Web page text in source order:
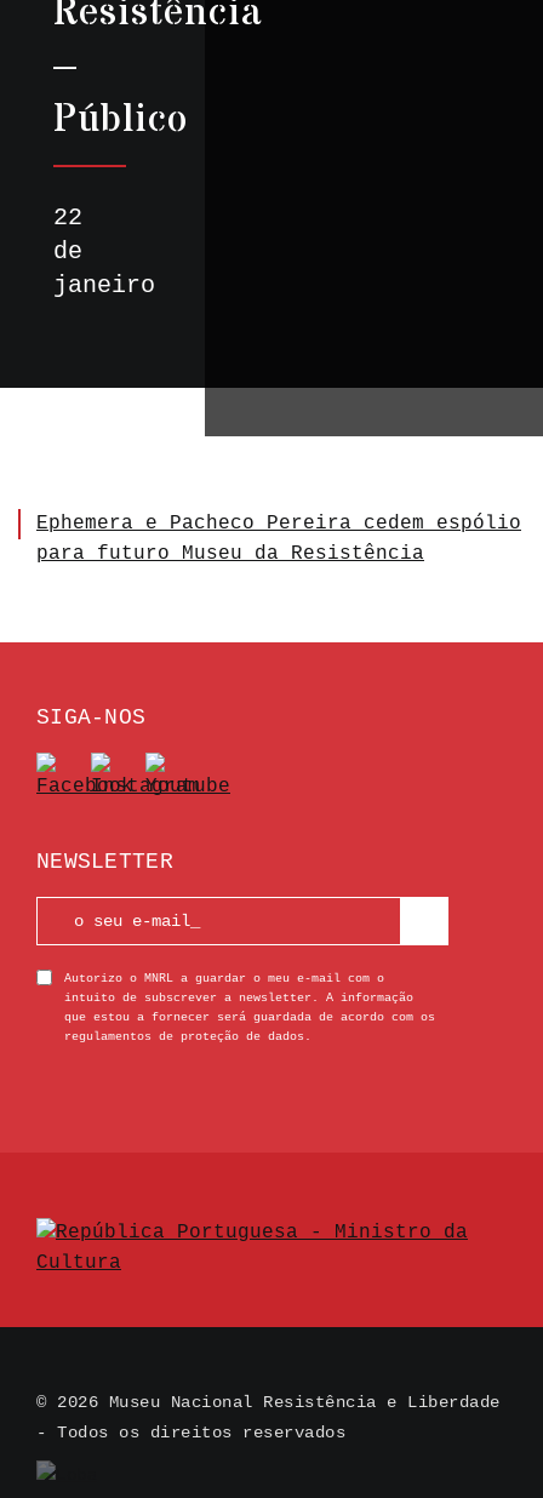
Resistência
–
Público
22
de
janeiro
Ephemera e Pacheco Pereira cedem espólio
para futuro Museu da Resistência
SIGA-NOS
NEWSLETTER
Autorizo o MNRL a guardar o meu e-mail com o
intuito de subscrever a newsletter. A informação
que estou a fornecer será guardada de acordo com os
regulamentos de proteção de dados.
© 2026 Museu Nacional Resistência e Liberdade
- Todos os direitos reservados